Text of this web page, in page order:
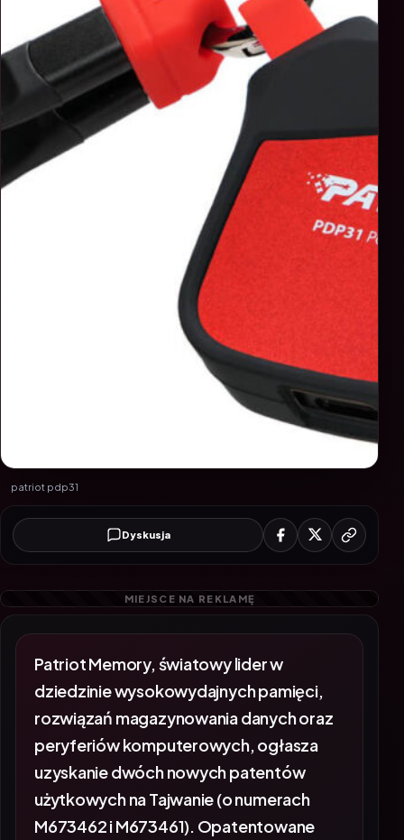
patriot pdp31
Dyskusja
Patriot Memory, światowy lider w
dziedzinie wysokowydajnych pamięci,
rozwiązań magazynowania danych oraz
peryferiów komputerowych, ogłasza
uzyskanie dwóch nowych patentów
użytkowych na Tajwanie (o numerach
M673462 i M673461). Opatentowane